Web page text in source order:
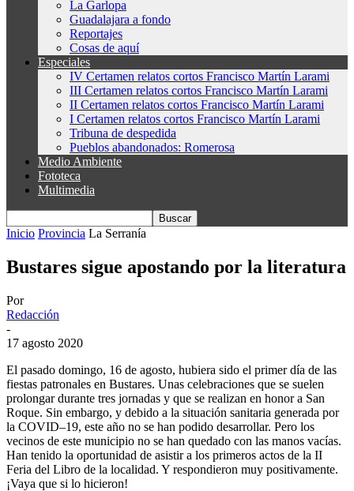
La Garlopa
Guadalajara a fondo
Reportajes
Cosas de aquí
Especiales
IV Certamen relatos cortos Francisco Martín Larami
III Certamen relatos cortos Francisco Martín Larami
II Certamen relatos cortos Francisco Martín Larami
I Certamen relatos cortos Francisco Martín Larami
Tribuna de despedida
Pueblos abandonados: Romerosa
Medio Ambiente
Fototeca
Multimedia
Inicio Provincia La Serranía
Bustares sigue apostando por la literatura
Por
Redacción
-
17 agosto 2020
El pasado domingo, 16 de agosto, hubiera sido el primer día de las
fiestas patronales en Bustares. Unas celebraciones que se suelen
prolongar durante tres jornadas y que se realizan en honor a San
Roque. Sin embargo, y debido a la situación sanitaria generada por
la COVID–19, este año no se han podido desarrollar. Pero los
vecinos de este municipio no se han quedado con las manos vacías.
Han tenido la oportunidad de asistir a los primeros actos de la II
Feria del Libro de la localidad. Y respondieron muy positivamente.
¡Vaya que si lo hicieron!